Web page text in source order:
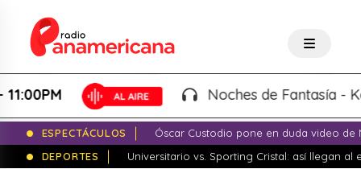
Noches de Fantasía - Karla
ESPECTÁCULOS
Óscar Custodio pone en duda video de
DEPORTES
Universitario vs. Sporting Cristal: así llegan al